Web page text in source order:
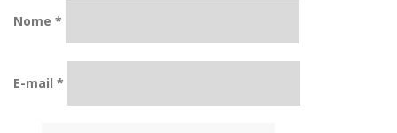
Nome *
E-mail *